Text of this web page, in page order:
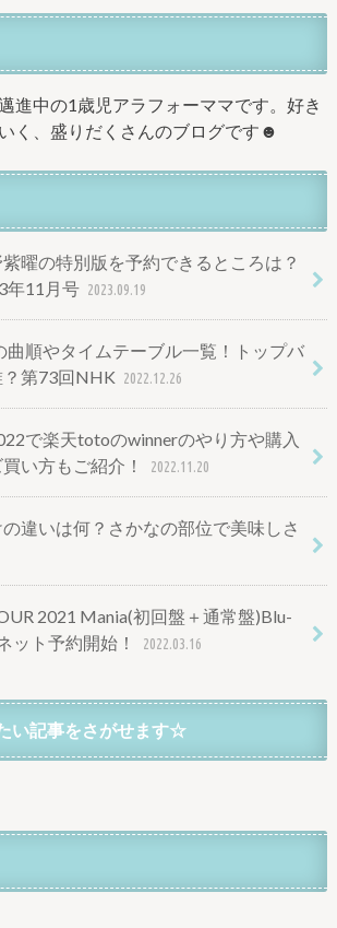
進中の1歳児アラフォーママです。好き
く、盛りだくさんのブログです☻
曜の特別版を予約できるところは？
年11月号 2023.09.19
曲順やタイムテーブル一覧！トップバ
第73回NHK 2022.12.26
で楽天totoのwinnerのやり方や購入
い方もご紹介！
2022.11.20
違いは何？さかなの部位で美味しさ
2021 Mania(初回盤＋通常盤)Blu-
ット予約開始！
2022.03.16
い記事をさがせます☆